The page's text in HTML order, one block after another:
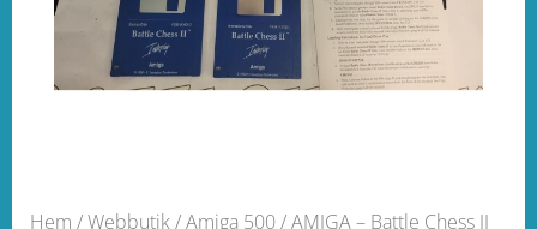
Hem /Webbutik/Amiga 500/ AMIGA – Battle Chess II